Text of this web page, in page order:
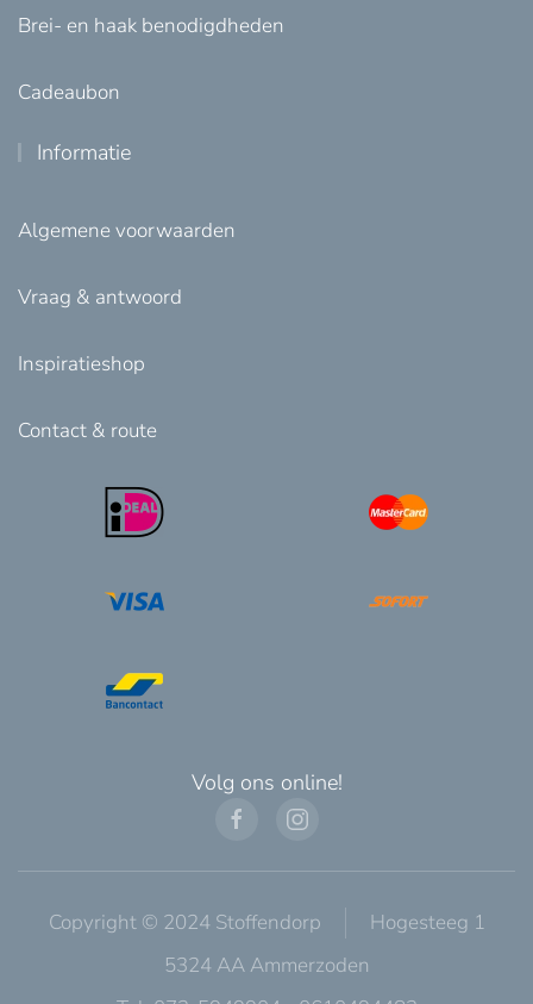
Brei- en haak benodigdheden
Cadeaubon
Informatie
Algemene voorwaarden
Vraag & antwoord
Inspiratieshop
Contact & route
Volg ons online!
Copyright © 2024 Stoffendorp
Hogesteeg 1
5324 AA Ammerzoden